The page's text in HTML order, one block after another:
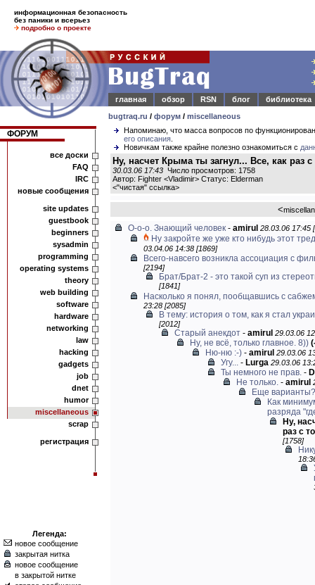
информационная безопасность
без паники и всерьез
подробно о проекте
главная обзор RSN блог
библиотека
bugtraq.ru / форум / miscellaneous
ФОРУМ
все доски
FAQ
IRC
новые сообщения
site updates
guestbook
beginners
sysadmin
programming
operating systems
theory
web building
software
hardware
networking
law
hacking
gadgets
job
dnet
humor
miscellaneous
scrap
регистрация
Легенда:
новое сообщение
закрытая нитка
новое сообщение
в закрытой нитке
Напоминаю, что масса вопросов по
его описания
Новичкам также крайне полезно ознакомиться с
Ну, насчет Крыма ты загнул... Все, как раз
30.03.06 17:43 Число просмотров: 1758
Автор: Fighter <Vladimir> Статус: Elderman
<"чистая" ссылка>
<
О-о-о. Знающий человек - amirul 28.03.06 17:45
Ну закройте же уже кто нибудь этот
03.04.06 14:38 [1869]
Всего-навсего возникла ассоциация с
[2194]
Брат/Брат-2 - это такой суп из
[1841]
Насколько я понял, пообщавшись с
23:28 [2085]
В тему: история о том, как я стал
[2012]
Старый анекдот - amirul 29.03.06
Ну, не всё, только главное. 8))
Ню-ню :-) - amirul 29.03.06
Угу... - Lurga 29.03.06
Ты немного не прав. -
Не только. - amirul
Еще варианты?
Как
разряда
Ну,
раз с
[1758]